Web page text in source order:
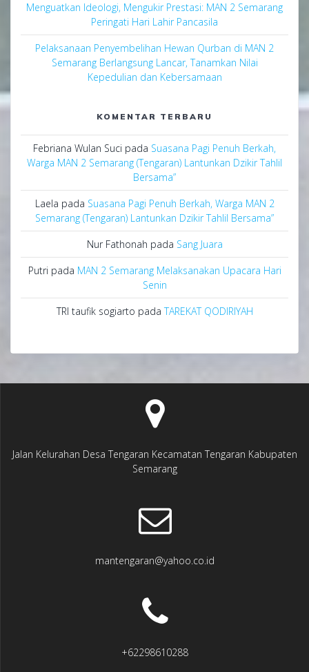
Menguatkan Ideologi, Mengukir Prestasi: MAN 2 Semarang
Peringati Hari Lahir Pancasila
Pelaksanaan Penyembelihan Hewan Qurban di MAN 2
Semarang Berlangsung Lancar, Tanamkan Nilai
Kepedulian dan Kebersamaan
KOMENTAR TERBARU
Febriana Wulan Suci pada Suasana Pagi Penuh Berkah,
Warga MAN 2 Semarang (Tengaran) Lantunkan Dzikir Tahlil
Bersama”
Laela pada Suasana Pagi Penuh Berkah, Warga MAN 2
Semarang (Tengaran) Lantunkan Dzikir Tahlil Bersama”
Nur Fathonah pada Sang Juara
Putri pada MAN 2 Semarang Melaksanakan Upacara Hari
Senin
TRI taufik sogiarto padaTAREKAT QODIRIYAH
Jalan Kelurahan Desa Tengaran Kecamatan Tengaran Kabupaten
Semarang
mantengaran@yahoo.co.id
+62298610288